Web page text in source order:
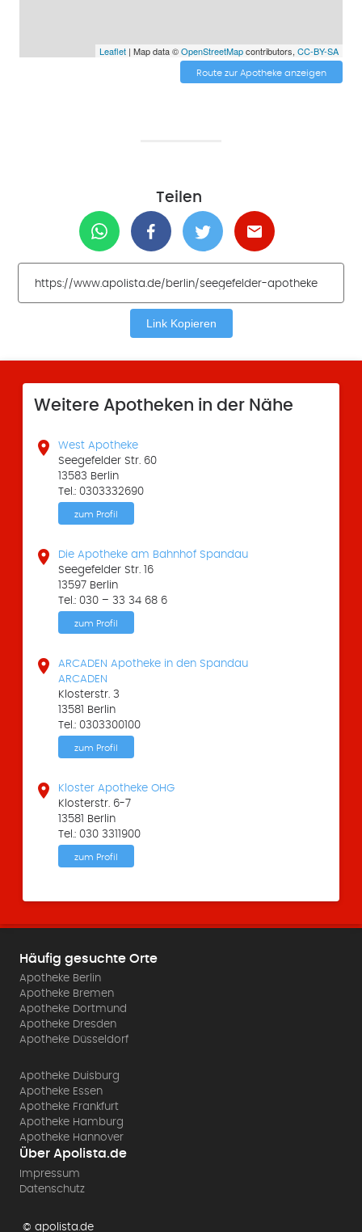
Leaflet| Map data ©OpenStreetMapcontributors, CC-BY-SA
Route zur Apotheke anzeigen
Teilen
Link Kopieren
Weitere Apotheken in der Nähe

West Apotheke
Seegefelder Str. 60
13583 Berlin
Tel.: 0303332690
zum Profil

Die Apotheke am Bahnhof Spandau
Seegefelder Str. 16
13597 Berlin
Tel.: 030 – 33 34 68 6
zum Profil

ARCADEN Apotheke in den Spandau
ARCADEN
Klosterstr. 3
13581 Berlin
Tel.: 0303300100
zum Profil

Kloster Apotheke OHG
Klosterstr. 6-7
13581 Berlin
Tel.: 030 3311900
zum Profil
Häufig gesuchte Orte
Apotheke Berlin
Apotheke Bremen
Apotheke Dortmund
Apotheke Dresden
Apotheke Düsseldorf
Apotheke Duisburg
Apotheke Essen
Apotheke Frankfurt
Apotheke Hamburg
Apotheke Hannover
Über Apolista.de
Impressum
Datenschutz
© apolista.de